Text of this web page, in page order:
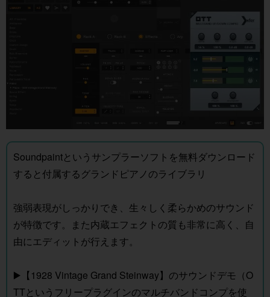
Soundpaintというサンプラーソフトを無料ダウンロード
すると付属するグランドピアノのライブラリ
強弱表現がしっかりでき、生々しく柔らかめのサウンド
が特徴です。また内蔵エフェクトの質も非常に高く、自
由にエディットが行えます。
▶️【1928 Vintage Grand Steinway】のサウンドデモ（O
TTというフリープラグインのマルチバンドコンプを使